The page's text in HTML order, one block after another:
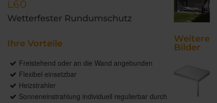
L60
Wetterfester Rundumschutz
Ihre Vorteile
Freistehend oder an die Wand angebunden
Flexibel einsetzbar
Heizstrahler
Sonneneinstrahlung individuell regulierbar durch
Weitere
Bilder